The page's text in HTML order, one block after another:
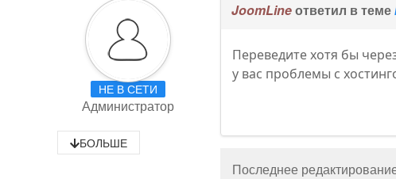
НЕ В СЕТИ
Администратор
БОЛЬШЕ
JoomLineответил в теме
Переведите хотя бы
у вас проблемы с
Последнее